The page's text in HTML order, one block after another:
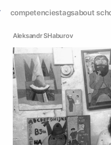
competenciestagsabout
Аleksandr SHaburov